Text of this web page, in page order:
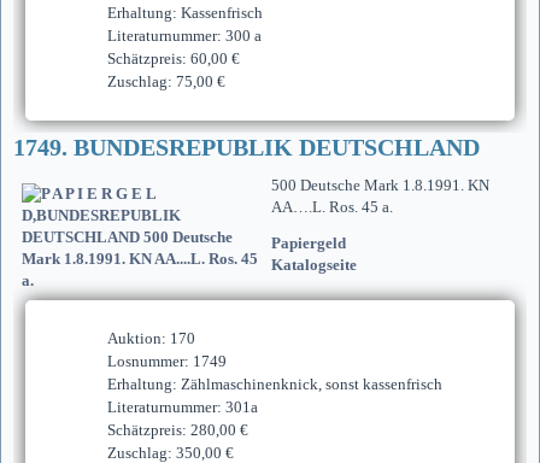
Erhaltung: Kassenfrisch
Literaturnummer: 300 a
Schätzpreis: 60,00 €
Zuschlag: 75,00 €
1749. BUNDESREPUBLIK DEUTSCHLAND
500 Deutsche Mark 1.8.1991. KN
AA….L. Ros. 45 a.
Papiergeld
Katalogseite
Auktion: 170
Losnummer: 1749
Erhaltung: Zählmaschinenknick, sonst kassenfrisch
Literaturnummer: 301a
Schätzpreis: 280,00 €
Zuschlag: 350,00 €